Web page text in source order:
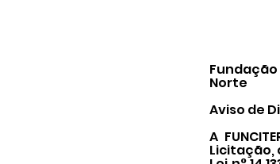
Fundação
Norte
Aviso de
A
Licitação,